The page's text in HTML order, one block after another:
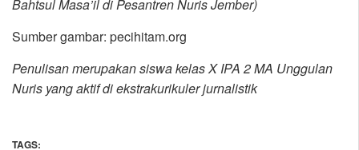
Bahtsul Masa’il di Pesantren Nuris Jember)
Sumber gambar: pecihitam.org
Penulisan merupakan siswa kelas X IPA 2 MA Unggulan
Nuris yang aktif di ekstrakurikuler jurnalistik
TAGS: